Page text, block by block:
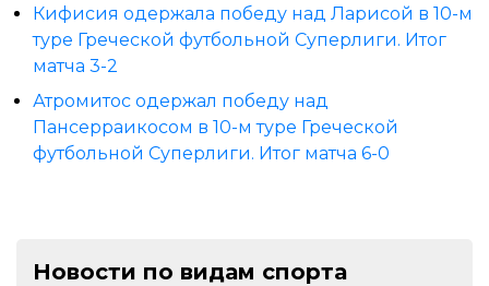
Кифисия одержала победу над Ларисой в 10-м
туре Греческой футбольной Суперлиги. Итог
матча 3-2
Атромитос одержал победу над
Пансерраикосом в 10-м туре Греческой
футбольной Суперлиги. Итог матча 6-0
Новости по видам спорта